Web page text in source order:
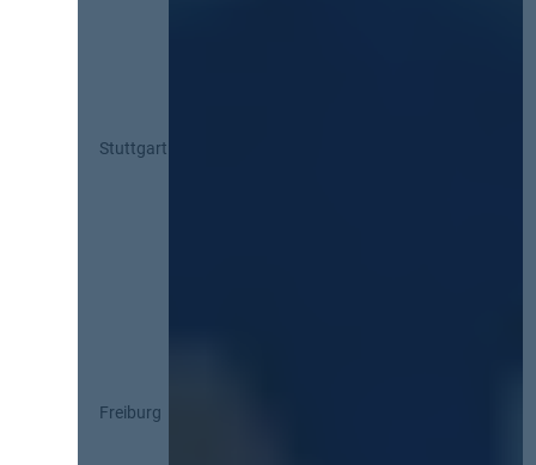
Stuttgart
Freiburg